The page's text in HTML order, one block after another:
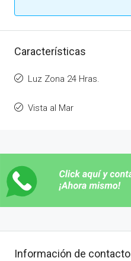
Características
Luz Zona 24 Hras.
Vista al Mar
Información de contacto